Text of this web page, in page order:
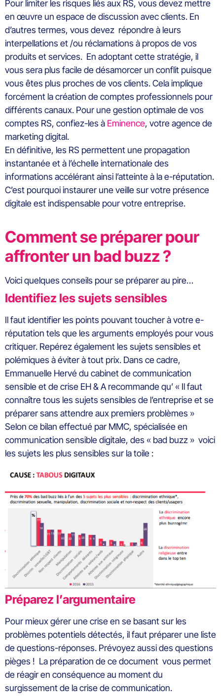
Pour limiter les risques liés aux RS, vous devez mettre
en œuvre un espace de discussion avec clients. En
d’autres termes, vous devez répondre à leurs
interpellations et /ou réclamations à propos de vos
produits et services. En adoptant cette stratégie, il
vous sera plus facile de désamorcer un conflit puisque
vous êtes plus proches de vos clients. Cela implique
forcément la création de comptes professionnels pour
différents canaux. Pour une gestion optimale de vos
comptes RS, confiez-les à Eminence, votre agence de
marketing digital.
En définitive, les RS permettent une propagation
instantanée et à l’échelle internationale des
informations accélérant ainsi l’atteinte à la e-réputation.
C’est pourquoi instaurer une veille sur votre présence
digitale est indispensable pour votre entreprise.
Comment se préparer pour
affronter un bad buzz ?
Voici quelques conseils pour se préparer au pire…
Identifiez les sujets sensibles
Il faut identifier les points pouvant toucher à votre e-
réputation tels que les arguments employés pour vous
critiquer. Repérez également les sujets sensibles et
polémiques à éviter à tout prix. Dans ce cadre,
Emmanuelle Hervé du cabinet de communication
sensible et de crise EH & A recommande qu’ « Il faut
connaître tous les sujets sensibles de l’entreprise et se
préparer sans attendre aux premiers problèmes »
Selon ce bilan effectué par MMC, spécialisée en
communication sensible digitale, des « bad buzz » voici
les sujets les plus sensibles sur la toile :
Préparez l’argumentaire
Pour mieux gérer une crise en se basant sur les
problèmes potentiels détectés, il faut préparer une liste
de questions-réponses. Prévoyez aussi des questions
pièges ! La préparation de ce document vous permet
de réagir en conséquence au moment du
surgissement de la crise de communication.